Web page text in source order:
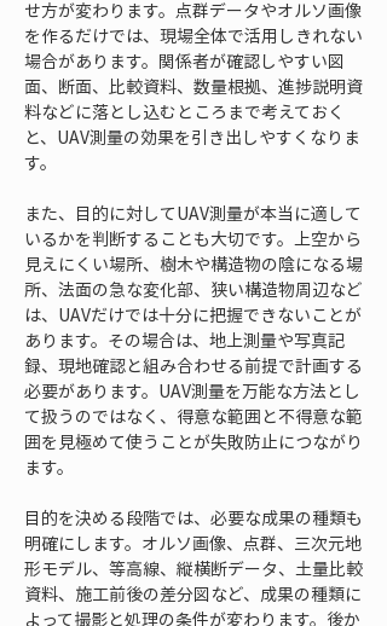
せ方が変わります。点群データやオルソ画像
を作るだけでは、現場全体で活用しきれない
場合があります。関係者が確認しやすい図
面、断面、比較資料、数量根拠、進捗説明資
料などに落とし込むところまで考えておく
と、UAV測量の効果を引き出しやすくなりま
す。
また、目的に対してUAV測量が本当に適して
いるかを判断することも大切です。上空から
見えにくい場所、樹木や構造物の陰になる場
所、法面の急な変化部、狭い構造物周辺など
は、UAVだけでは十分に把握できないことが
あります。その場合は、地上測量や写真記
録、現地確認と組み合わせる前提で計画する
必要があります。UAV測量を万能な方法とし
て扱うのではなく、得意な範囲と不得意な範
囲を見極めて使うことが失敗防止につながり
ます。
目的を決める段階では、必要な成果の種類も
明確にします。オルソ画像、点群、三次元地
形モデル、等高線、縦横断データ、土量比較
資料、施工前後の差分図など、成果の種類に
よって撮影と処理の条件が変わります。後か